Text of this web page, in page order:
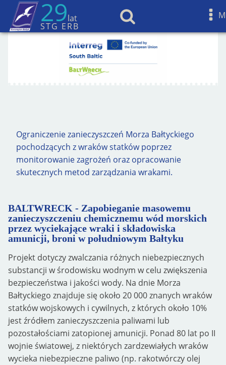
29lat
STG ERB
Ograniczenie zanieczyszczeń Morza Bałtyckiego
pochodzących z wraków statków poprzez
monitorowanie zagrożeń oraz opracowanie
skutecznych metod zarządzania wrakami.
BALTWRECK - Zapobieganie masowemu
zanieczyszczeniu chemicznemu wód morskich
przez wyciekające wraki i składowiska
amunicji, broni w południowym Bałtyku
Projekt dotyczy zwalczania różnych niebezpiecznych
substancji w środowisku wodnym w celu zwiększenia
bezpieczeństwa i jakości wody. Na dnie Morza
Bałtyckiego znajduje się około 20 000 znanych wraków
statków wojskowych i cywilnych, z których około 10%
jest źródłem zanieczyszczenia paliwami lub
pozostałościami zatopionej amunicji. Ponad 80 lat po II
wojnie światowej, z niektórych zardzewiałych wraków
wycieka niebezpieczne paliwo (np. rakotwórczy olej